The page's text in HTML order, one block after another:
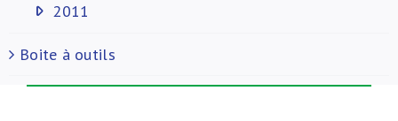
2011
Boite à outils